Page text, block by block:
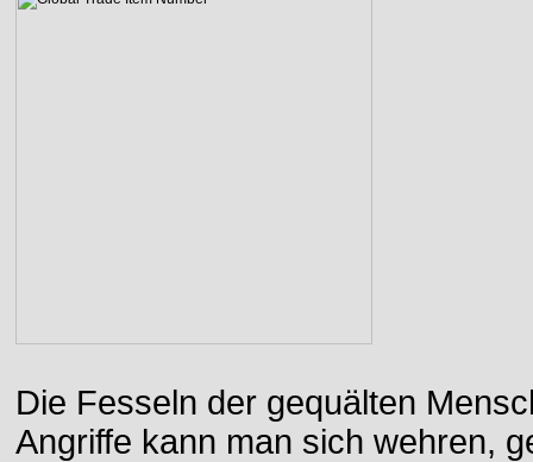
Die Fesseln der gequälten
Angriffe kann man sich wehren,